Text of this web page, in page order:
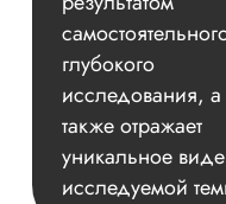
глубокого
исследования, а
также отражает
уникальное
исследуемой